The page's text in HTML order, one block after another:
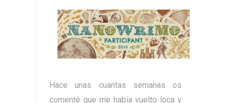
Hace unas cuantas semanas os
comenté que me había vuelto loca y